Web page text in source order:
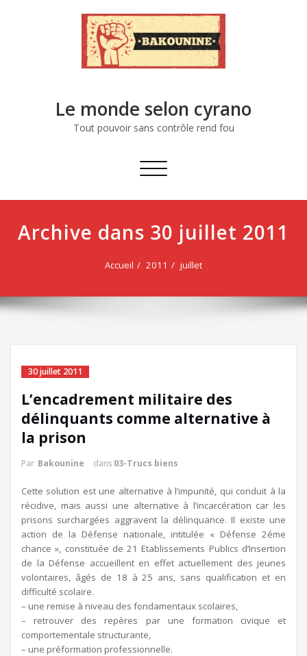
Le monde selon cyrano
Tout pouvoir sans contrôle rend fou
Afficher/masquer
navigation
Archive dans 30 juillet 2011
Accueil 2011 juillet
30 juillet 2011
L’encadrement militaire des
délinquants comme alternative à
la prison
Par Bakounine dans 03-Trucs biens
Cette solution est une alternative à l’impunité, qui conduit à la
récidive, mais aussi une alternative à l’incarcération car les
prisons surchargées aggravent la délinquance. Il existe une
action de la Défense nationale, intitulée « Défense 2éme
chance », constituée de 21 Etablissements Publics d’Insertion
de la Défense accueillent en effet actuellement des jeunes
volontaires, âgés de 18 à 25 ans, sans qualification et en
difficulté scolaire.
– une remise à niveau des fondamentaux scolaires,
– retrouver des repères par une formation civique et
comportementale structurante,
– une préformation professionnelle.